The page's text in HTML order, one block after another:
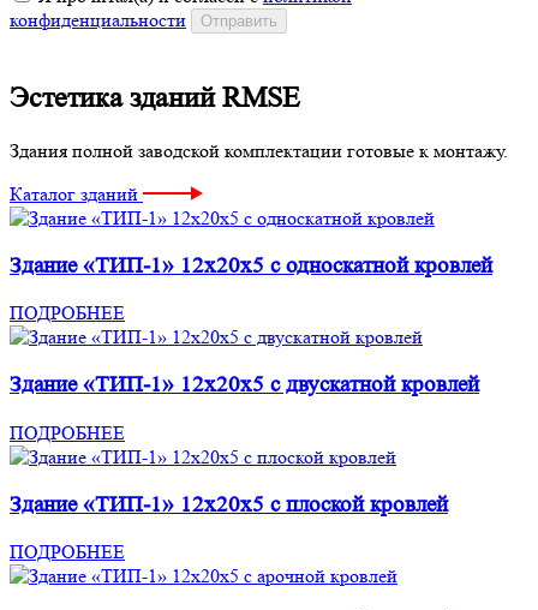
конфиденциальности
Эстетика зданий RMSE
Здания полной заводской комплектации готовые к монтажу.
Каталог зданий
Здание «ТИП-1» 12x20x5 с односкатной кровлей
ПОДРОБНЕЕ
Здание «ТИП-1» 12x20x5 с двускатной кровлей
ПОДРОБНЕЕ
Здание «ТИП-1» 12x20x5 с плоской кровлей
ПОДРОБНЕЕ